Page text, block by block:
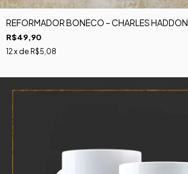
REFORMADOR BONECO – CHARLES
R$49,90
12 x de R$5,08